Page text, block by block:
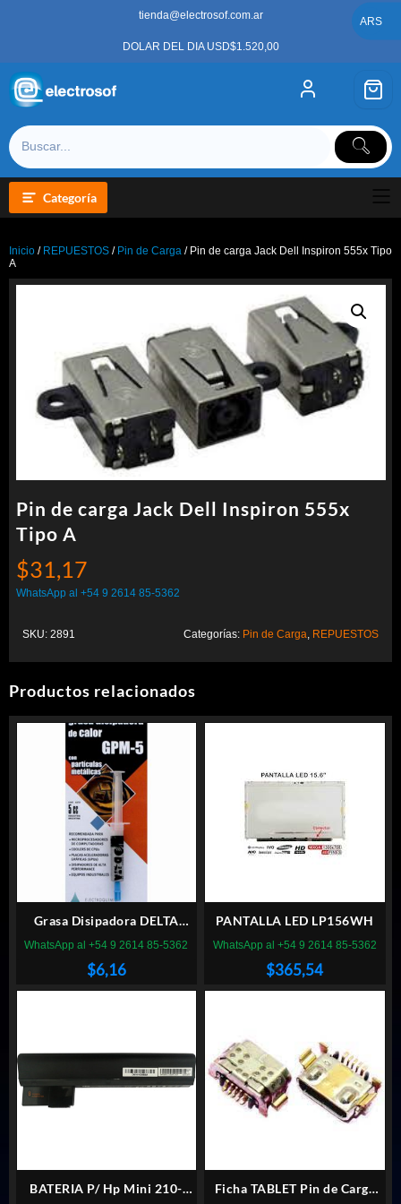
tienda@electrosof.com.ar
DOLAR DEL DIA USD$1.520,00
Categoría
Inicio / REPUESTOS / Pin de Carga / Pin de carga Jack Dell Inspiron 555x Tipo
A
Pin de carga Jack Dell Inspiron 555x
Tipo A
$31,17
WhatsApp al +54 9 2614 85-5362
SKU: 2891 Categorías: Pin de Carga REPUESTOS
Productos relacionados
Grasa Disipadora DELTA
GPM-5 con componente
$6,16
WhatsApp al +54 9 2614 85-5362
PANTALLA LED LP156WH
$365,54
WhatsApp al +54 9 2614 85-5362
BATERIA P/ Hp Mini 210-
Ficha TABLET Pin de Carga
ARS